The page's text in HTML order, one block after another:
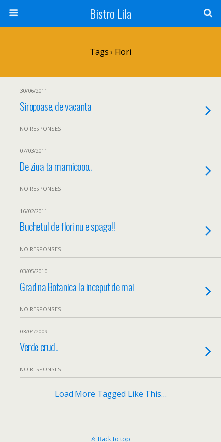
Bistro Lila
Tags › Flori
30/06/2011
Siropoase, de vacanta
NO RESPONSES
07/03/2011
De ziua ta mamicooo..
NO RESPONSES
16/02/2011
Buchetul de flori nu e spaga!!
NO RESPONSES
03/05/2010
Gradina Botanica la inceput de mai
NO RESPONSES
03/04/2009
Verde crud..
NO RESPONSES
Load More Tagged Like This…
Back to top